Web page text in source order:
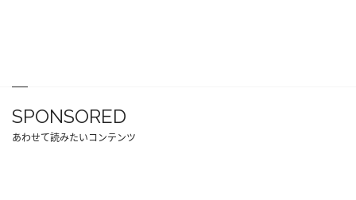
SPONSORED
あわせて読みたいコンテンツ